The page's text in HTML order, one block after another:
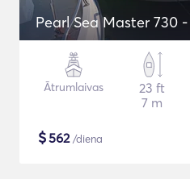
Pearl Sea Master 730
Ātrumlaivas
23 ft
7 m
$562/diena